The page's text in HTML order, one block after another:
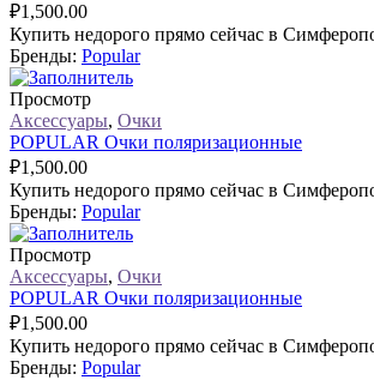
₽1,500.00
Купить недорого прямо сейчас в
Бренды: Popular
Просмотр
Аксессуары, Очки
POPULAR Очки поляризационные
₽1,500.00
Купить недорого прямо сейчас в
Бренды: Popular
Просмотр
Аксессуары, Очки
POPULAR Очки поляризационные
₽1,500.00
Купить недорого прямо сейчас в
Бренды: Popular